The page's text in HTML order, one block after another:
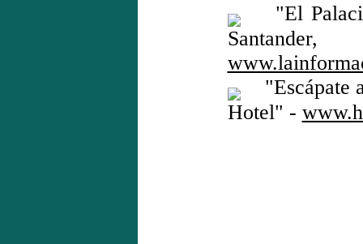
"El Palacio
"Escápate a
Hotel" -